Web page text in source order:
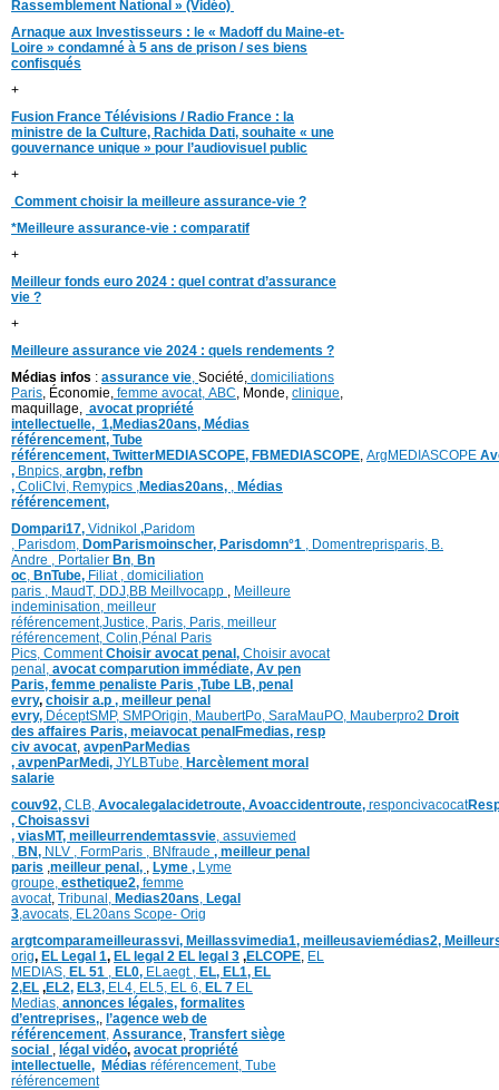
Rassemblement National » (Vidéo)
Arnaque aux Investisseurs : le « Madoff du Maine-et-
Loire » condamné à 5 ans de prison / ses biens
confisqués
+
Fusion France Télévisions / Radio France : la
ministre de la Culture, Rachida Dati, souhaite « une
gouvernance unique » pour l’audiovisuel public
+
Comment choisir la meilleure assurance-vie ?
*Meilleure assurance-vie : comparatif
+
Meilleur fonds euro 2024 : quel contrat d’assurance
vie ?
+
Meilleure assurance vie 2024 : quels rendements ?
Médias infos : assurance vie Société, domiciliations
Paris , Économie, femme avocat, ABC , Monde, clinique
maquillage,
avocat propriété
intellectuelle, 1,Medias20ans, Médias
référencement, Tube
référencement, TwitterMEDIASCOPE, FBMEDIASCOPE ArgMEDIASCOPE
, Bnpics, argbn, refbn
, ColiCIvi, Remypics Medias20ans,
Médias
référencement,
Dompari17, Vidnikol ,Paridom
Parisdom, DomParismoinscher, Parisdomn°1 Domentreprisparis, B.
Andre , Portalier Bn Bn
oc BnTube, Filiat, domiciliation
paris
MaudT, DDJ, BB Meillvocapp
Meilleure
indeminisation meilleur
référencement,Justice Paris, Paris, meilleur
référencement, Colin Pénal Paris
Pics, CommentChoisir avocat penal, Choisir avocat
penal, avocat comparution immédiate, Av pen
Paris, femme penaliste Paris ,Tube LB, penal
evry, choisir a.p , meilleur penal
evry, DéceptSMP, SMPOrigin, MaubertPo, SaraMauPO, Mauberpro2 Droit
des affaires Paris, meiavocat penalFmedias, resp
civ avocat avpenParMedias
, avpenParMedi, JYLBTube, Harcèlement moral
salarie
couv92, CLB, Avocalegalacidetroute, Avoaccidentroute, responcivacocat
, Choisassvi
, viasMT, meilleurrendemtassvie assuviemed
BN, NLV , FormParis , BNfraude , meilleur penal
paris meilleur penal, Lyme , Lyme
groupe, esthetique2, femme
avocat, Tribunal, Medias20ans Legal
3 avocats, EL20ans Scope- Orig
argtcomparameilleurassvi, Meillassvimedia1, meilleusaviemédias2,
orig, EL Legal 1, EL legal 2 EL legal 3 ,ELCOPE EL
MEDIAS, EL 51 EL0, ELaegt , EL, EL1, EL
2,EL ,EL2, EL3, EL4, EL5, EL 6, EL 7 EL
Medias, annonces légales, formalites
d’entreprises, l’agence web de
référencement Assurance Transfert siège
social
légal vidéo, avocat propriété
intellectuelle, Médias référencement, Tube
référencement